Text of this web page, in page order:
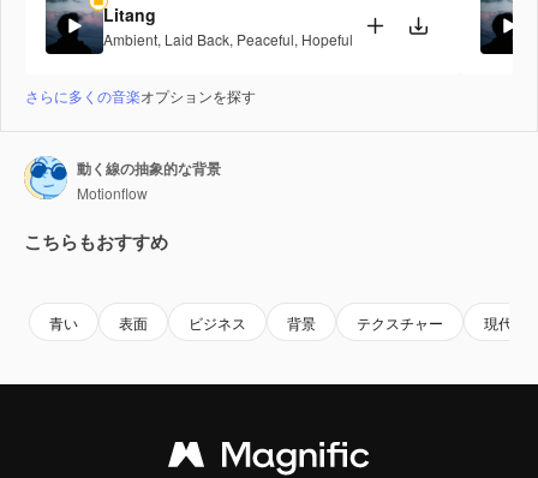
Litang
Ambient, Laid Back, Peaceful, Hopeful
さらに多くの音楽オプションを探す
動く線の抽象的な背景
Motionflow
こちらもおすすめ
青い 表面 ビジネス 背景 テクスチャー 現代の